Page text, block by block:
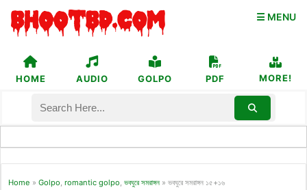
☰ MENU
HOME AUDIO GOLPO PDF MORE!
Home » Golpo, romantic golpo, ভবঘুরে সমরাঙ্গন » ভবঘুরে সমরাঙ্গন ১৫+১৬